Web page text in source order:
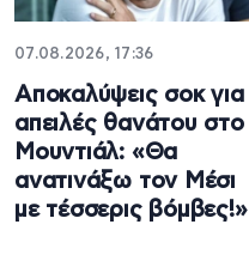
07.08.2026, 17:36
Aποκαλύψεις σοκ για
απειλές θανάτου στο
Μουντιάλ: «Θα
ανατινάξω τον Μέσι
με τέσσερις βόμβες!»